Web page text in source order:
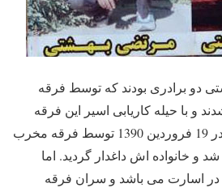
برادری بودند که توسط فرقه
و با حیله کاریابی اسیر این فرقه
گردیدند. مرتضی بهشتی در 19 فروردین 1390 توسط فرقه مخرب
و خانواده اش داغدار گردید. اما
اسارت می باشد و سران فرقه